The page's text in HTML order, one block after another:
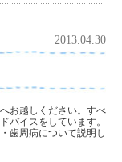
2013.04.30
お越しください。すべ
バイスをしています。
歯周病について説明し